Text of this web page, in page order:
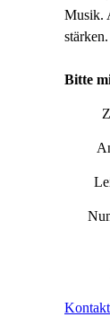
Musik.
Bitte